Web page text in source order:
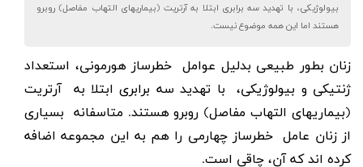
بیولوژیکی، با تهدید سه برابری ابتلا به آرتریت (بیماریهای التهاب مفاصل) روبرو
هستند اما این همه موضوع نیست.
زنان بطور طبیعی بدلیل عوامل خطرساز هورمونی، استعداد
ژنتیکی و بیولوژیکی، با تهدید سه برابری ابتلا به آرتریت
(بیماریهای التهاب مفاصل) روبرو هستند. متاسفانه بسیاری
از زنان عامل خطرساز چهارمی را هم به این مجموعه اضافه
کرده اند که آن، چاقی است.